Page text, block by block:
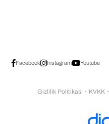
Facebook Instagram Youtube
Gizlilik Politikası ・ KVKK・